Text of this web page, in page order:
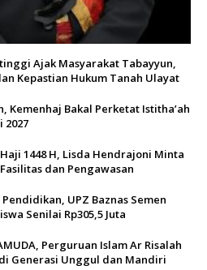
Ajak Masyarakat Tabayyun,
Kepastian Hukum Tanah Ulayat
Kemenhaj Bakal Perketat Istitha’ah
2027
1448 H, Lisda Hendrajoni Minta
dan Pengawasan
UPZ Baznas Semen
Senilai Rp305,5 Juta
Perguruan Islam Ar Risalah
Generasi Unggul dan Mandiri